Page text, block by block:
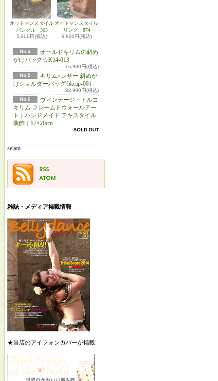
オットマンスタイル
バングル 363
5,900円(税込)
オットマンスタイル
リング 874
6,900円(税込)
No.4
オールドキリムの斜め
がけバッグ☆K14-013
16,900円(税込)
No.5
キリム×レザー 斜めが
けショルダーバッグ hkcap-001
32,900円(税込)
No.6
ヴィンテージ・トルコ
キリム フレームドウォールアー
ト｜ハンドメイド テキスタイル
装飾｜57×20cm
SOLD OUT
selam
雑誌・メディア掲載情報
★当店のアイフォンカバーが掲載